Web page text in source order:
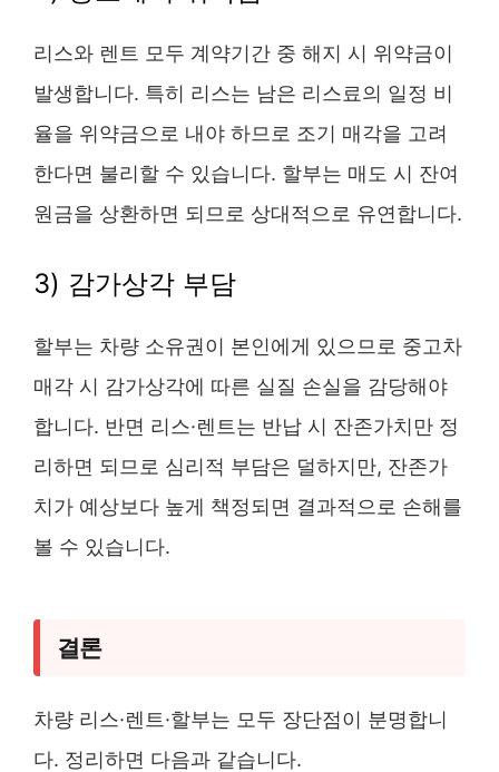
리스와 렌트 모두 계약기간 중 해지 시 위약금이
발생합니다. 특히 리스는 남은 리스료의 일정 비
율을 위약금으로 내야 하므로 조기 매각을 고려
한다면 불리할 수 있습니다. 할부는 매도 시 잔여
원금을 상환하면 되므로 상대적으로 유연합니다.
3) 감가상각 부담
할부는 차량 소유권이 본인에게 있으므로 중고차
매각 시 감가상각에 따른 실질 손실을 감당해야
합니다. 반면 리스·렌트는 반납 시 잔존가치만 정
리하면 되므로 심리적 부담은 덜하지만, 잔존가
치가 예상보다 높게 책정되면 결과적으로 손해를
볼 수 있습니다.
결론
차량 리스·렌트·할부는 모두 장단점이 분명합니
다. 정리하면 다음과 같습니다.